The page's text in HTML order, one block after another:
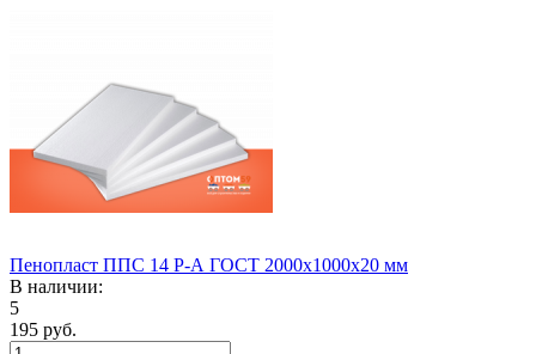
Пенопласт ППС 14 Р-А ГОСТ 2000х1000х20 мм
В наличии:
5
195 руб.